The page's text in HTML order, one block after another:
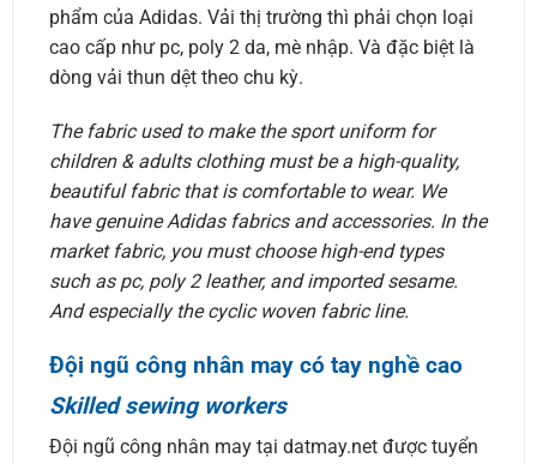
phẩm của Adidas. Vải thị trường thì phải chọn loại
cao cấp như pc, poly 2 da, mè nhập. Và đặc biệt là
dòng vải thun dệt theo chu kỳ.
The fabric used to make the sport uniform for
children & adults clothing must be a high-quality,
beautiful fabric that is comfortable to wear. We
have genuine Adidas fabrics and accessories. In the
market fabric, you must choose high-end types
such as pc, poly 2 leather, and imported sesame.
And especially the cyclic woven fabric line.
Đội ngũ công nhân may có tay nghề cao
Skilled sewing workers
Đội ngũ công nhân may tại datmay.net được tuyển